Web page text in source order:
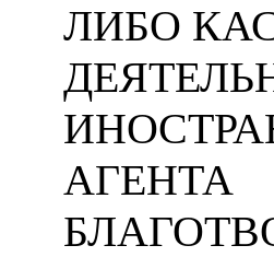
ЛИБО
АГЕНТА